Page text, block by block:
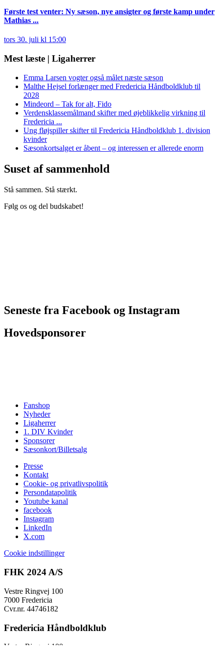
Første test venter: Ny sæson, nye ansigter og første kamp under
Mathias ...
tors 30. juli kl 15:00
Mest læste | Ligaherrer
Emma Larsen vogter også målet næste sæson
Malthe Hejsel forlænger med Fredericia Håndboldklub til
2028
Mindeord – Tak for alt, Fido
Verdensklassemålmand skifter med øjeblikkelig virkning til
Fredericia ...
Ung fløjspiller skifter til Fredericia Håndboldklub 1. division
kvinder
Sæsonkortsalget er åbent – og interessen er allerede enorm
Suset af sammenhold
Stå sammen. Stå stærkt.
Følg os og del budskabet!
Seneste fra Facebook og Instagram
Hovedsponsorer
Fanshop
Nyheder
Ligaherrer
1. DIV Kvinder
Sponsorer
Sæsonkort/Billetsalg
Presse
Kontakt
Cookie- og privatlivspolitik
Persondatapolitik
Youtube kanal
facebook
Instagram
LinkedIn
X.com
Cookie indstillinger
FHK 2024 A/S
Vestre Ringvej 100
7000 Fredericia
Cvr.nr. 44746182
Fredericia Håndboldklub
Vestre Ringvej 100